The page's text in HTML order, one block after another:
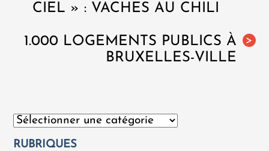
CIEL » : VACHES AU CHILI
>
1.000 LOGEMENTS PUBLICS À
BRUXELLES-VILLE
Catégories
RUBRIQUES